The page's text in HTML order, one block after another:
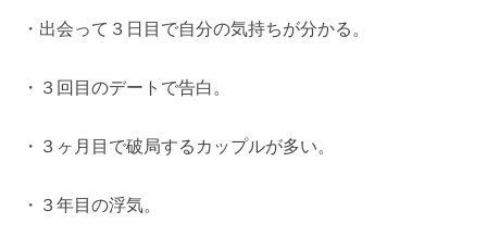
・出会って３日目で自分の気持ちが分かる。
・３回目のデートで告白。
・３ヶ月目で破局するカップルが多い。
・３年目の浮気。